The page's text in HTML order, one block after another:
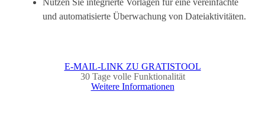
und automatisierte Überwachung von Dateiaktivitäten.
E-MAIL-LINK ZU GRATISTOOL
30 Tage volle Funktionalität
Weitere Informationen